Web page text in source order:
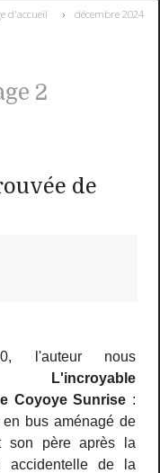
d'accueil décembre 2024
2
de
l'auteur nous
L'incroyable
Coyoye Sunrise :
en bus aménagé de
son père après la
accidentelle de la